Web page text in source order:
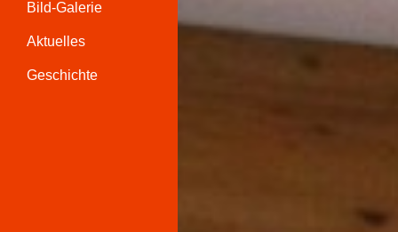
Bild-Galerie
Aktuelles
Geschichte